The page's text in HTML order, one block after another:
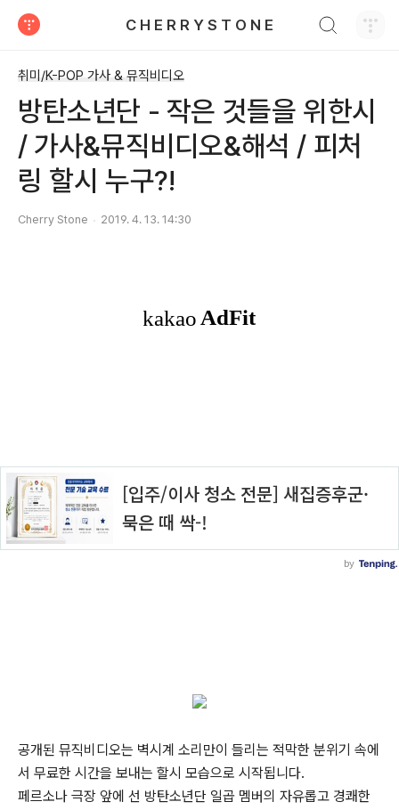
C H E R R Y S T O N E
취미/K-POP 가사 & 뮤직비디오
방탄소년단 - 작은 것들을 위한시
/ 가사&뮤직비디오&해석 / 피처
링 할시 누구?!
Cherry Stone 2019. 4. 13. 14:30
공개된 뮤직비디오는 벽시계 소리만이 들리는 적막한 분위기 속에
서 무료한 시간을 보내는 할시 모습으로 시작됩니다.
페르소나 극장 앞에 선 방탄소년단 일곱 멤버의 자유롭고 경쾌한